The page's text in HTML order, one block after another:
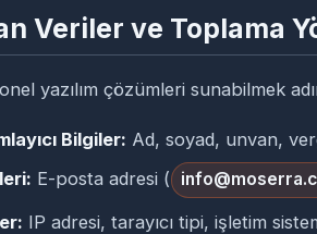
Veriler ve Toplama
yazılım çözümleri sunabilmek
Bilgiler: Ad, soyad, unvan,
E-posta adresi (
IP adresi, tarayıcı tipi, işletim